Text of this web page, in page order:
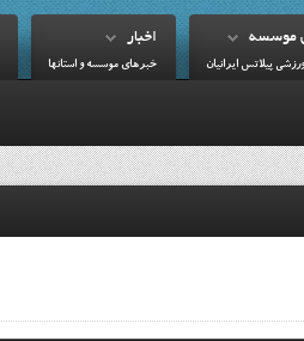
موسسه
پيلاتس ايرانيان
اخبار
خبرهاي موسسه و استانها